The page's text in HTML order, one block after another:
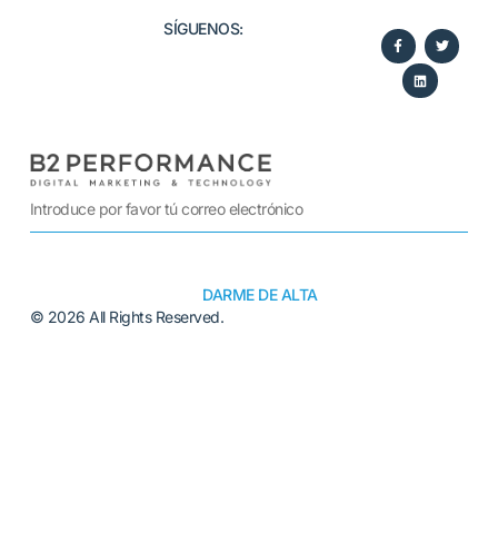
DARME DE ALTA
Alternative:
© 2026 All Rights Reserved.
SÍGUENOS:​